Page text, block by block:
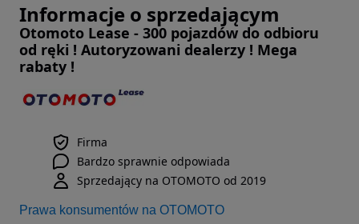
Informacje o sprzedającym
Otomoto Lease - 300 pojazdów do odbioru
od ręki ! Autoryzowani dealerzy ! Mega
rabaty !
Firma
Bardzo sprawnie odpowiada
Sprzedający na OTOMOTO od 2019
Prawa konsumentów na OTOMOTO